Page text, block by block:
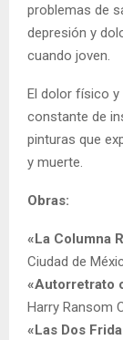
problemas de
depresión y
cuando joven.
El dolor físico
constante de
pinturas que
y muerte.
Obras:
«La Columna
Ciudad de
«Autorretrato
Harry Ransom
«Las Dos